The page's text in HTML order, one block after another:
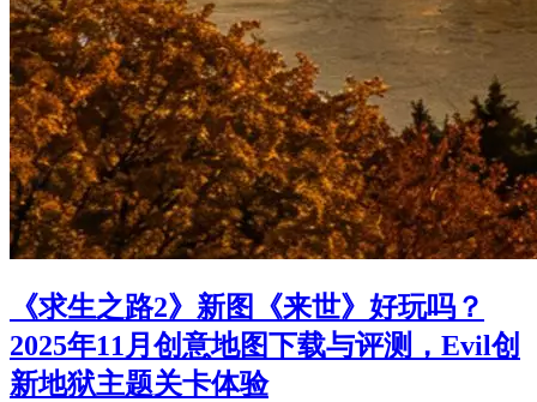
《求生之路2》新图《来世》好玩吗？
2025年11月创意地图下载与评测，Evil创
新地狱主题关卡体验